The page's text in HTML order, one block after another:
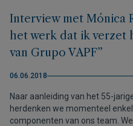
Interview met Mónica
het werk dat ik verzet
van Grupo VAPF”
06.06.2018
Naar aanleiding van het 55-
herdenken we momenteel
componenten van ons team.